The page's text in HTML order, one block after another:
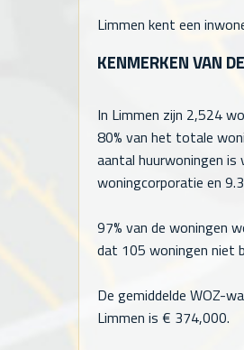
Limmen kent een
KENMERKEN VAN DE
In Limmen zijn 2,524
80% van het totale
aantal huurwoningen is
woningcorporatie en
97% van de woningen
dat 105 woningen niet
De gemiddelde WOZ-
Limmen is € 374,000.